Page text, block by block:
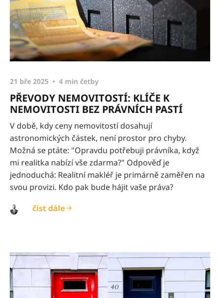
21 bře 2025 4 min četby
PŘEVODY NEMOVITOSTÍ: KLÍČE K
NEMOVITOSTI BEZ PRÁVNÍCH PASTÍ
V době, kdy ceny nemovitostí dosahují
astronomických částek, není prostor pro chyby.
Možná se ptáte: "Opravdu potřebuji právníka, když
mi realitka nabízí vše zdarma?" Odpověď je
jednoduchá: Realitní makléř je primárně zaměřen na
svou provizi. Kdo pak bude hájit vaše práva?
číst dále